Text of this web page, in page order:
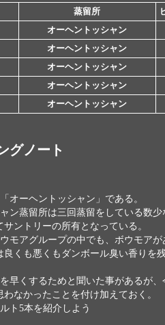
蒸留所
オーヘントッシャン
オーヘントッシャン
オーヘントッシャン
オーヘントッシャン
オーヘントッシャン
グノート
オーヘントッシャン」である。
ン蒸留所は三回蒸留をしている数
ントリーの所有となっている。
モアグループの中でも、ボウモア
良くも悪くもダンボール臭い香りを
早くするためと聞いた事があるが
なかったことを付け加えておく。
ト5本を紹介しよう